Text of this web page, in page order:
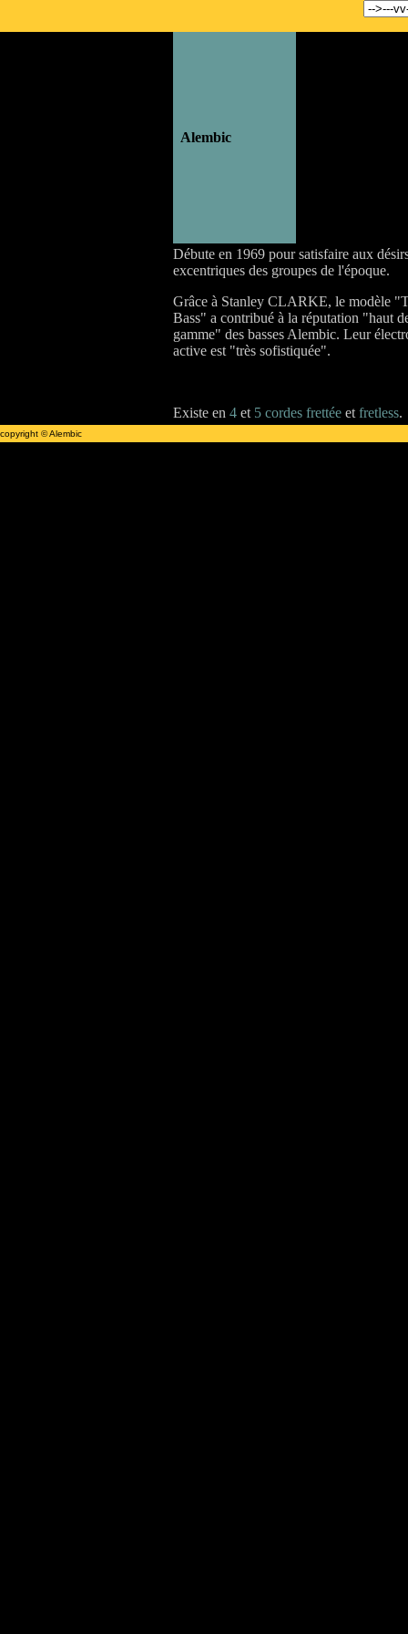
Alembic
Débute en 1969 pour satisfaire aux
excentriques des groupes de l'époque.
Grâce à Stanley CLARKE, le modèle
Bass" a contribué à la réputation "haut
gamme" des basses Alembic. Leur
active est "très sofistiquée".
Existe en 4 et 5 cordes frettée et fretless.
copyright © Alembic